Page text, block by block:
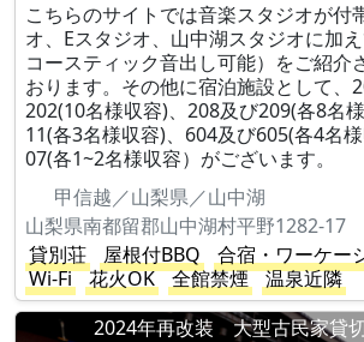
こちらのサイトでは音楽スタジオが付
オ、Eスタジオ、山中湖スタジオに加
コースティック音出し可能）をご紹介
おります。その他に宿泊施設として、
202(10名様収容)、208及び209(各8名
11(各3名様収容)、604及び605(各4名
07(各1~2名様収容）がございます。
甲信越／山梨県／山中湖
山梨県南都留郡山中湖村平野1282-17
貸別荘
屋根付BBQ
合宿・ワーケー
Wi-Fi
花火OK 全館禁煙
温泉近隣
2024年再改装 大型古民家貸